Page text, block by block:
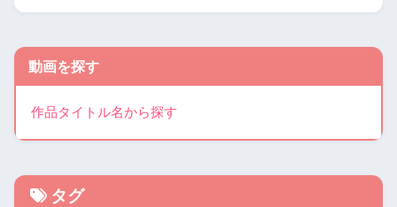
動画を探す
作品タイトル名から探す
タグ